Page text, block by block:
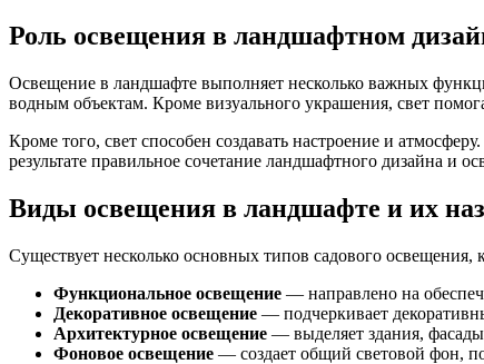
Роль освещения в ландшафтном
Освещение в ландшафте выполняет несколько важных
водным объектам. Кроме визуального украшения, свет
Кроме того, свет способен создавать настроение и
результате правильное сочетание ландшафтного дизайна и
Виды освещения в ландшафте и их
Существует несколько основных типов садового
Функциональное освещение — направлено на
Декоративное освещение — подчеркивает
Архитектурное освещение — выделяет здания, фасады
Фоновое освещение — создает общий световой фон,